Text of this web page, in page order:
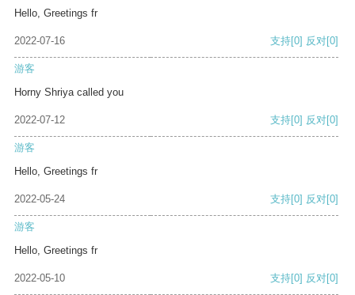
Hello, Greetings fr
2022-07-16 支持[0] 反对[0]
游客
Horny Shriya called you
2022-07-12 支持[0] 反对[0]
游客
Hello, Greetings fr
2022-05-24 支持[0] 反对[0]
游客
Hello, Greetings fr
2022-05-10 支持[0] 反对[0]